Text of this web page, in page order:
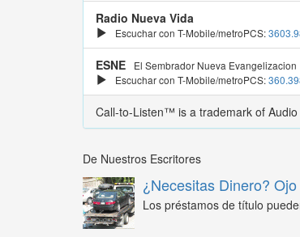
Radio Nueva Vida
Escuchar con T-Mobile/metroPCS:
ESNE
El Sembrador Nueva Evangelizacion
Escuchar con T-Mobile/metroPCS:
Call-to-Listen™ is a trademark of
De Nuestros Escritores
¿Necesitas Dinero?
Los préstamos de título